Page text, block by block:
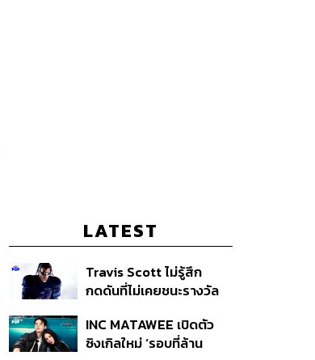
LATEST
Travis Scott ไม่รู้สึก
กดดันที่ไม่เคยชนะรางวัล
แล้ว 10 ครั้ง
INC MATAWEE เปิดตัว
ซิงเกิลใหม่ ‘รอบที่ล้าน